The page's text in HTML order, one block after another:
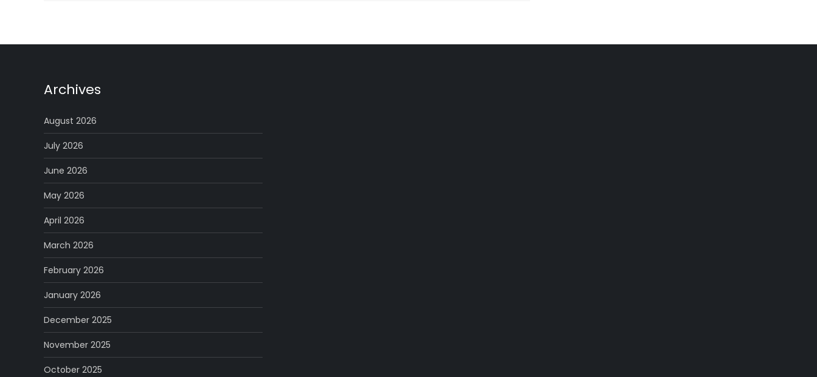
Archives
August 2026
July 2026
June 2026
May 2026
April 2026
March 2026
February 2026
January 2026
December 2025
November 2025
October 2025